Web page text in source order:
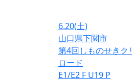
6.20(土)
山口県下関市
第4回しものせきク
ロード
E1/E2 F U19 P